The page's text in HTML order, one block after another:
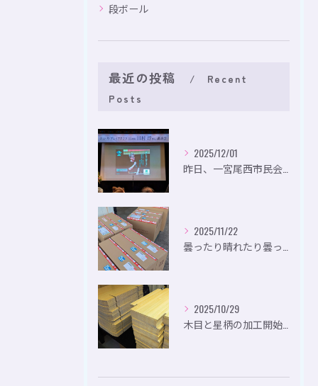
段ボール
最近の投稿
Recent
Posts
2025/12/01
2025/11/22
2025/10/29